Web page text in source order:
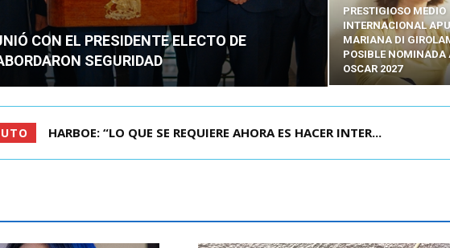
CON EL PRESIDENTE ELECTO DE
SEGURIDAD
PRESTIGIOSO MEDIO
INTERNACIONAL
MARIANA DI
POSIBLE NOMINADA
OSCAR 2027
BIMINISTRO MAS POR IPC: “LA ECONOMÍA SE ESTÁ ENC...